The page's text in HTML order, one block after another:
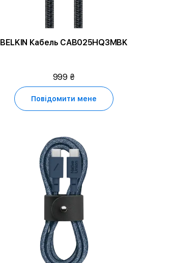
BELKIN Кабель CAB025HQ3MBK
999 ₴
Повідомити мене